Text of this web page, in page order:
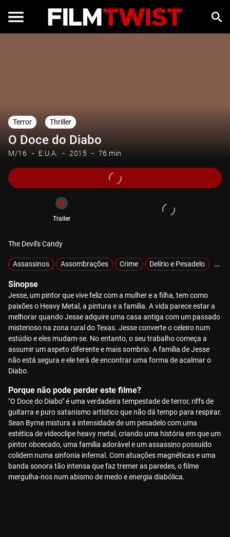
Terror Thriller
O Doce do Diabo
M/16 E.U.A. 2015 76 min
Trailer
The Devil's Candy
Assassinos Assombrações Crime Delírio e Pesadelo
Sinopse
Jesse, um pintor que vive feliz com a mulher e a filha, tem como
paixões o Heavy Metal, a pintura e a família. A vida parece estar a
melhorar quando Jesse adquire uma casa antiga com um passado
misterioso na zona rural do Texas. Jesse converte o celeiro num
estúdio e eles mudam-se. No entanto, o seu trabalho começa a
assumir um aspeto diferente e mais sombrio. A família de Jesse
não está segura e ele terá de encontrar uma forma de acalmar o
Diabo.
Porque não pode perder este filme?
"O Doce do Diabo" é uma verdadeira tempestade de terror, riffs de
guitarra e puro satanismo artístico que não dá tempo para respirar.
Sean Byrne mistura a intensidade de um pesadelo com uma
estética de videoclipe heavy metal, criando uma história em que um
pintor obcecado, uma família adorável e um assassino possuído
colidem numa sinfonia infernal. Com atuações magnéticas e uma
banda sonora tão intensa que faz tremer as paredes, o filme
mergulha-nos num abismo de medo e energia diabólica.